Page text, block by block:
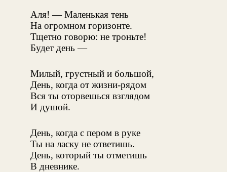
Аля! — Маленькая тень
На огромном горизонте.
Тщетно говорю: не троньте!
Будет день —
Милый, грустный и большой,
День, когда от жизни-рядом
Вся ты оторвешься взглядом
И душой.
День, когда с пером в руке
Ты на ласку не ответишь.
День, который ты отметишь
В дневнике.